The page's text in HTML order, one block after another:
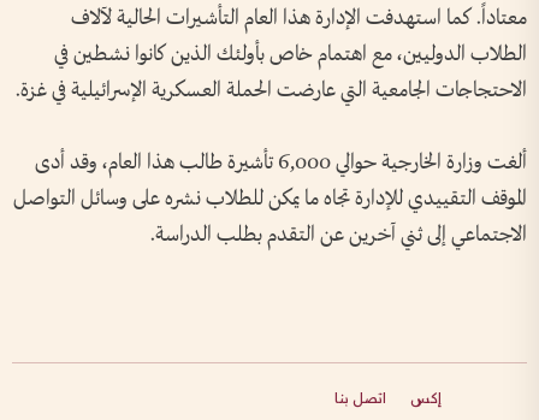
معتاداً. كما استهدفت الإدارة هذا العام التأشيرات الحالية لآلاف
الطلاب الدوليين، مع اهتمام خاص بأولئك الذين كانوا نشطين في
الاحتجاجات الجامعية التي عارضت الحملة العسكرية الإسرائيلية في غزة.
ألغت وزارة الخارجية حوالي 6,000 تأشيرة طالب هذا العام، وقد أدى
الموقف التقييدي للإدارة تجاه ما يمكن للطلاب نشره على وسائل التواصل
الاجتماعي إلى ثني آخرين عن التقدم بطلب الدراسة.
إكس
اتصل بنا